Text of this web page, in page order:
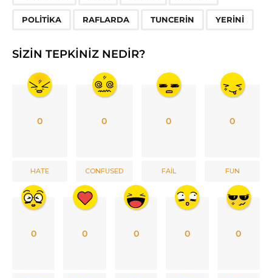
POLITIKA RAFLARDA TUNCERIN YERINI
SIZIN TEPKINIZ NEDIR?
0
HATE
0
CONFUSED
0
FAIL
0
FUN
0 0 0 0 0